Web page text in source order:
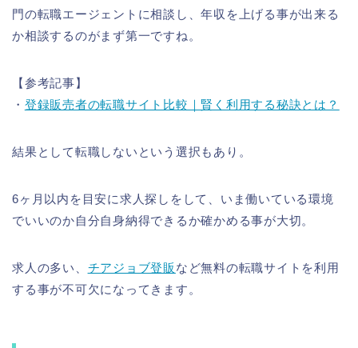
門の転職エージェントに相談し、年収を上げる事が出来る
か相談するのがまず第一ですね。
【参考記事】
・ 登録販売者の転職サイト比較｜賢く利用する秘訣とは？
結果として転職しないという選択もあり。
6ヶ月以内を目安に求人探しをして、いま働いている環境
でいいのか自分自身納得できるか確かめる事が大切。
求人の多い、 チアジョブ登販 など無料の転職サイトを利用
する事が不可欠になってきます。